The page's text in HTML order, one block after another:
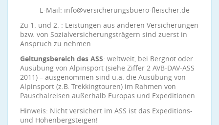
E-Mail: info@versicherungsbuero-fleischer.de
Zu 1. und 2. : Leistungen aus anderen Versicherungen
bzw. von Sozialversicherungsträgern sind zuerst in
Anspruch zu nehmen
Geltungsbereich des ASS: weltweit, bei Bergnot oder
Ausübung von Alpinsport (siehe Ziffer 2 AVB-DAV-ASS
2011) – ausgenommen sind u.a. die Ausübung von
Alpinsport (z.B. Trekkingtouren) im Rahmen von
Pauschalreisen außerhalb Europas und Expeditionen.
Hinweis: Nicht versichert im ASS ist das Expeditions-
und Höhenbergsteigen!